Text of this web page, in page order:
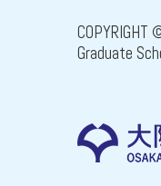
Graduate